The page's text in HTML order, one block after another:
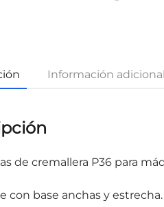
Información adicional
de cremallera P36 para
con base anchas y